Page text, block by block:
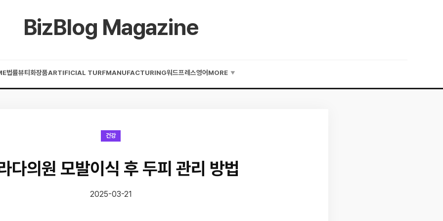
BizBlog Magazine
법률뷰티 화장품ARTIFICIAL TURFMANUFACTURING워드프레스영어 MORE ▼
건강
다의원 모발이식 후 두피 관리 방법
2025-03-21